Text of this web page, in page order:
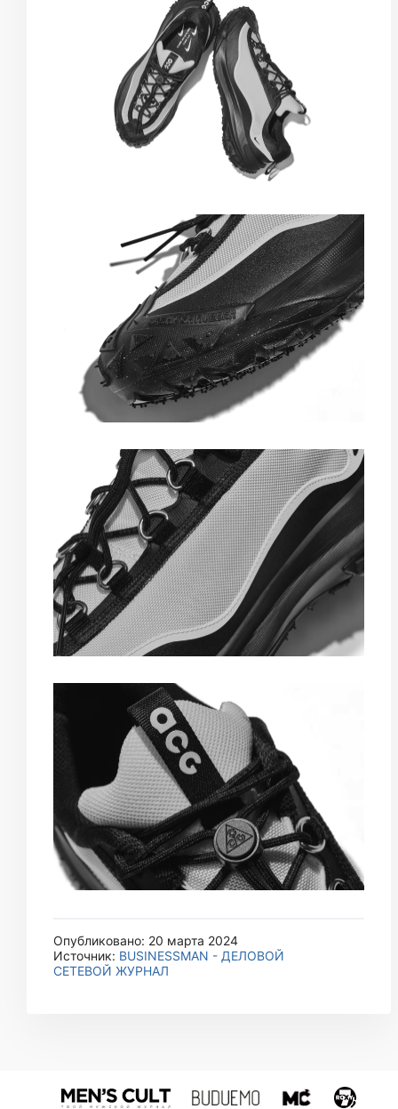
Опубликовано: 20 марта 2024
Источник: BUSINESSMAN - ДЕЛОВОЙ
СЕТЕВОЙ ЖУРНАЛ